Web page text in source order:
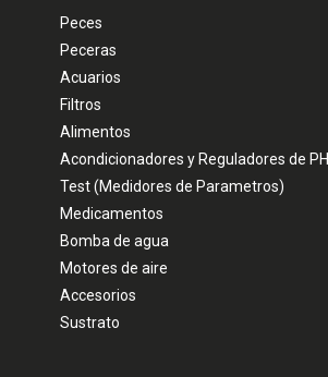
Peces
Peceras
Acuarios
Filtros
Alimentos
Acondicionadores y Reguladores de PH
Test (Medidores de Parametros)
Medicamentos
Bomba de agua
Motores de aire
Accesorios
Sustrato